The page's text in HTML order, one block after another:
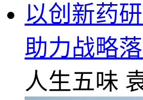
以创新药
助力战略
人生五味